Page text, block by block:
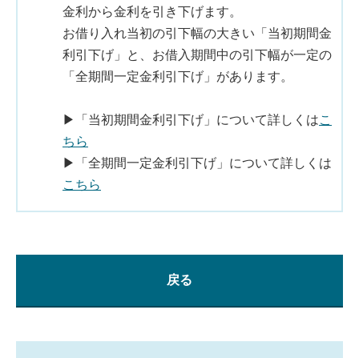
金利から金利を引き下げます。
お借り入れ当初の引下幅の大きい「当初期間金
利引下げ」と、お借入期間中の引下幅が一定の
「全期間一定金利引下げ」があります。
▶「当初期間金利引下げ」について詳しくはこ
ちら
▶「全期間一定金利引下げ」について詳しくは
こちら
戻る